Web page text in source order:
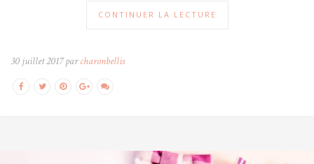
CONTINUER LA LECTURE
30 juillet 2017 parcharonbellis